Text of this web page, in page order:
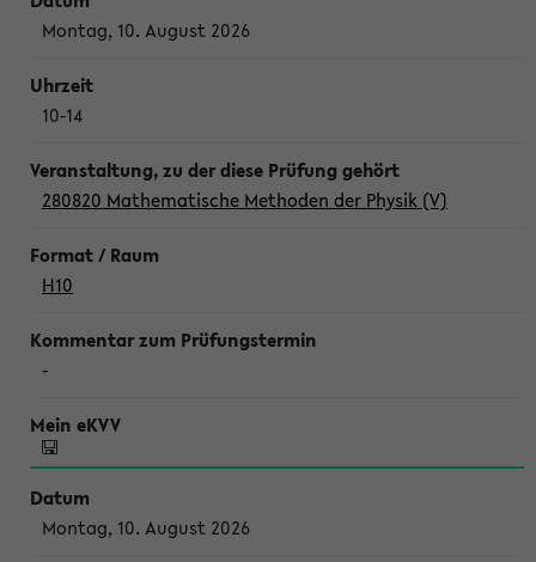
Montag, 10. August 2026
10-14
280820 Mathematische Methoden der Physik (V)
H10
-
Montag, 10. August 2026